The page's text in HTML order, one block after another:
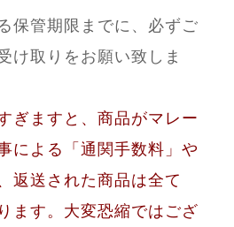
保管期限までに、必ずご
け取りをお願い致しま
ぎますと、商品がマレー
による「通関手数料」や
返送された商品は全て
ます。大変恐縮ではござ